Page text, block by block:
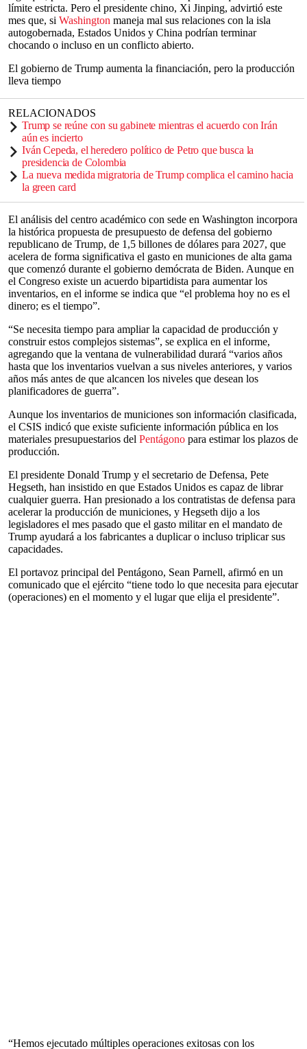
límite estricta. Pero el presidente chino, Xi Jinping, advirtió este
mes que, si Washington maneja mal sus relaciones con la isla
autogobernada, Estados Unidos y China podrían terminar
chocando o incluso en un conflicto abierto.
El gobierno de Trump aumenta la financiación, pero la producción
lleva tiempo
RELACIONADOS
Trump se reúne con su gabinete mientras el acuerdo con Irán
aún es incierto
Iván Cepeda, el heredero político de Petro que busca la
presidencia de Colombia
La nueva medida migratoria de Trump complica el camino hacia
la green card
El análisis del centro académico con sede en Washington incorpora
la histórica propuesta de presupuesto de defensa del gobierno
republicano de Trump, de 1,5 billones de dólares para 2027, que
acelera de forma significativa el gasto en municiones de alta gama
que comenzó durante el gobierno demócrata de Biden. Aunque en
el Congreso existe un acuerdo bipartidista para aumentar los
inventarios, en el informe se indica que “el problema hoy no es el
dinero; es el tiempo”.
“Se necesita tiempo para ampliar la capacidad de producción y
construir estos complejos sistemas”, se explica en el informe,
agregando que la ventana de vulnerabilidad durará “varios años
hasta que los inventarios vuelvan a sus niveles anteriores, y varios
años más antes de que alcancen los niveles que desean los
planificadores de guerra”.
Aunque los inventarios de municiones son información clasificada,
el CSIS indicó que existe suficiente información pública en los
materiales presupuestarios del Pentágono para estimar los plazos de
producción.
El presidente Donald Trump y el secretario de Defensa, Pete
Hegseth, han insistido en que Estados Unidos es capaz de librar
cualquier guerra. Han presionado a los contratistas de defensa para
acelerar la producción de municiones, y Hegseth dijo a los
legisladores el mes pasado que el gasto militar en el mandato de
Trump ayudará a los fabricantes a duplicar o incluso triplicar sus
capacidades.
El portavoz principal del Pentágono, Sean Parnell, afirmó en un
comunicado que el ejército “tiene todo lo que necesita para ejecutar
(operaciones) en el momento y el lugar que elija el presidente”.
“Hemos ejecutado múltiples operaciones exitosas con los